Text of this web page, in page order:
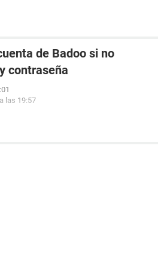
de Badoo si no
contraseña
las 19:57